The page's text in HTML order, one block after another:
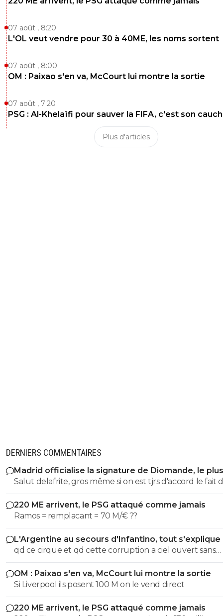
07 août , 8:20
L'OL veut vendre pour 30 à 40ME, les noms sortent
07 août , 8:00
OM : Paixao s'en va, McCourt lui montre la sortie
07 août , 7:20
PSG : Al-Khelaïfi pour sauver la FIFA, c'est son
Plus d'articles
DERNIERS COMMENTAIRES
Madrid officialise la signature de Diomande, le
transfert de son histoire
Salut delafrite, gros même si on est tjrs d'accord le fait
relayer les données perso d'un gars ça reste moyen. À
on se chambre, c'est bon enfant. J'ai rien spécialement
contre verge33 disont même que c'est un peu
pote que tu as qui supporte l'OM ou autre et qui
PSG avec qui tu aime te chambrer. Ça met du sel. De
venir à communier les données perso c'est limite 🙏 Peace
mon grand et Verge va te faire encvler 🤣 en tout
biensur 🤣
220 ME arrivent, le PSG attaqué comme jamais
Ramos = remplacant = 70 M/€ ??
L'Argentine au secours d'Infantino, tout s'explique
qd ce cirque et qd cette corruption a ciel ouvert sans
complexe va s arreter. les magouilles enormes meme plus
cachées, ils s en vantent meme! les magouilles avec Trump, l
attrbution de la CDM au Qatar, le logement dans ce pays, et
pour finir l oiverture aux privés, juste pour prendre du
partout pour avoir une place. ptin de football et qd tu vois
OM : Paixao s'en va, McCourt lui montre la sortie
Si Liverpool ils posent 100 M on le vend direct
220 ME arrivent, le PSG attaqué comme jamais